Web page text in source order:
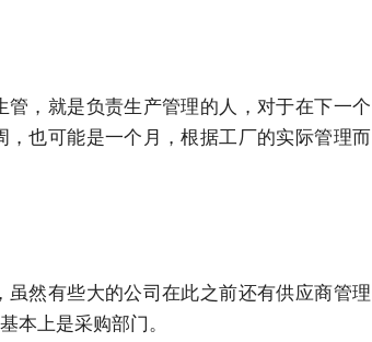
，就是负责生产管理的人，对于在下一个
也可能是一个月，根据工厂的实际管理而
然有些大的公司在此之前还有供应商管理
本上是采购部门。